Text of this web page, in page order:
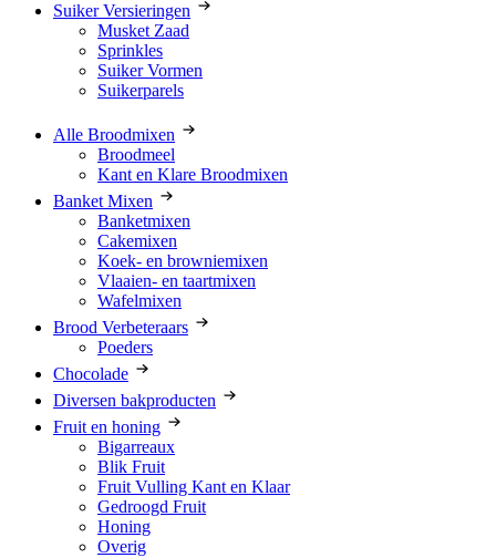
Suiker Versieringen
Musket Zaad
Sprinkles
Suiker Vormen
Suikerparels
Alle Broodmixen
Broodmeel
Kant en Klare Broodmixen
Banket Mixen
Banketmixen
Cakemixen
Koek- en browniemixen
Vlaaien- en taartmixen
Wafelmixen
Brood Verbeteraars
Poeders
Chocolade
Diversen bakproducten
Fruit en honing
Bigarreaux
Blik Fruit
Fruit Vulling Kant en Klaar
Gedroogd Fruit
Honing
Overig